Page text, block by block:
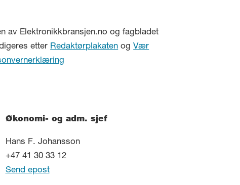
av Elektronikkbransjen.no og fagbladet
etter Redaktørplakaten ogVær
Økonomi- og adm. sjef
Hans F. Johansson
+47 41 30 33 12
Send epost